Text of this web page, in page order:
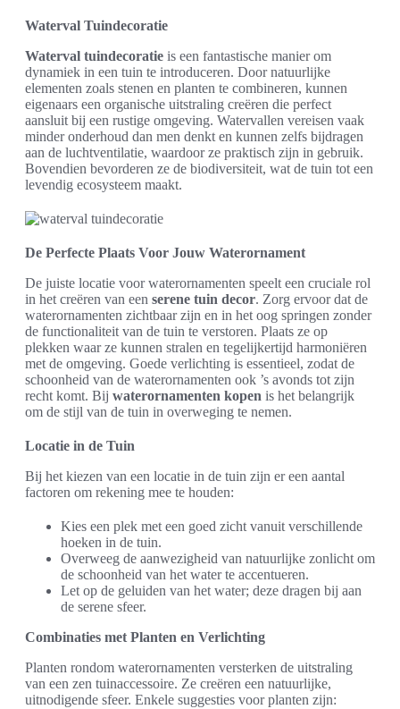
Waterval Tuindecoratie
Waterval tuindecoratie is een fantastische manier om
dynamiek in een tuin te introduceren. Door natuurlijke
elementen zoals stenen en planten te combineren, kunnen
eigenaars een organische uitstraling creëren die perfect
aansluit bij een rustige omgeving. Watervallen vereisen vaak
minder onderhoud dan men denkt en kunnen zelfs bijdragen
aan de luchtventilatie, waardoor ze praktisch zijn in gebruik.
Bovendien bevorderen ze de biodiversiteit, wat de tuin tot een
levendig ecosysteem maakt.
De Perfecte Plaats Voor Jouw Waterornament
De juiste locatie voor waterornamenten speelt een cruciale rol
in het creëren van een serene tuin decor. Zorg ervoor dat de
waterornamenten zichtbaar zijn en in het oog springen zonder
de functionaliteit van de tuin te verstoren. Plaats ze op
plekken waar ze kunnen stralen en tegelijkertijd harmoniëren
met de omgeving. Goede verlichting is essentieel, zodat de
schoonheid van de waterornamenten ook ’s avonds tot zijn
recht komt. Bij waterornamenten kopen is het belangrijk
om de stijl van de tuin in overweging te nemen.
Locatie in de Tuin
Bij het kiezen van een locatie in de tuin zijn er een aantal
factoren om rekening mee te houden:
Kies een plek met een goed zicht vanuit verschillende
hoeken in de tuin.
Overweeg de aanwezigheid van natuurlijke zonlicht om
de schoonheid van het water te accentueren.
Let op de geluiden van het water; deze dragen bij aan
de serene sfeer.
Combinaties met Planten en Verlichting
Planten rondom waterornamenten versterken de uitstraling
van een zen tuinaccessoire. Ze creëren een natuurlijke,
uitnodigende sfeer. Enkele suggesties voor planten zijn: